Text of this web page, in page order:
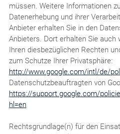
müssen. Weitere Informationen
Datenerhebung und ihrer
Anbieter erhalten Sie in den
Anbieters. Dort erhalten Sie auch
Ihren diesbezüglichen Rechten
zum Schutze Ihrer Privatsphäre:
http://www.google.com/intl/de/
Datenschutzbeauftragten von
https://support.google.com/
hl=en
Rechtsgrundlage(n) für den